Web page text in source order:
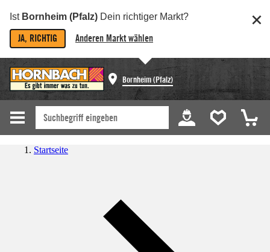
Ist Bornheim (Pfalz) Dein richtiger Markt?
JA, RICHTIG Anderen Markt wählen
Bornheim (Pfalz)
Startseite